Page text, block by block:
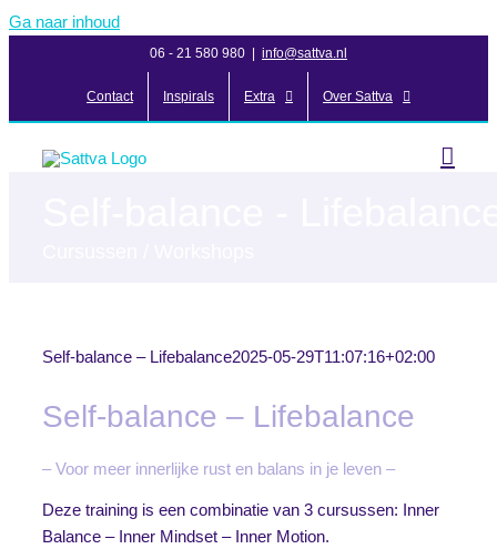
Ga naar inhoud
06 - 21 580 980 info@sattva.nl
Contact Inspirals Extra Over Sattva
Self-balance – Lifebalance2025-05-29T11:07:16+02:00
Self-balance – Lifebalance
– Voor meer innerlijke rust en balans in je leven –
Deze training is een combinatie van 3 cursussen: Inner
Balance – Inner Mindset – Inner Motion.